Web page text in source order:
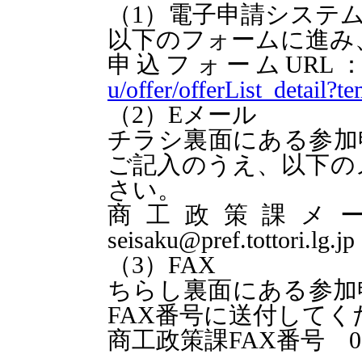
（1）電子申請システ
以下のフォームに進
申込フォームURL
u/offer/
（2）Eメール
チラシ裏面にある参
ご記入のうえ、以下
さい。
商工政策課メ
seisaku@pref.tottori.lg.jp
（3）FAX
ちらし裏面にある参
FAX番号に送付してく
商工政策課FAX番号